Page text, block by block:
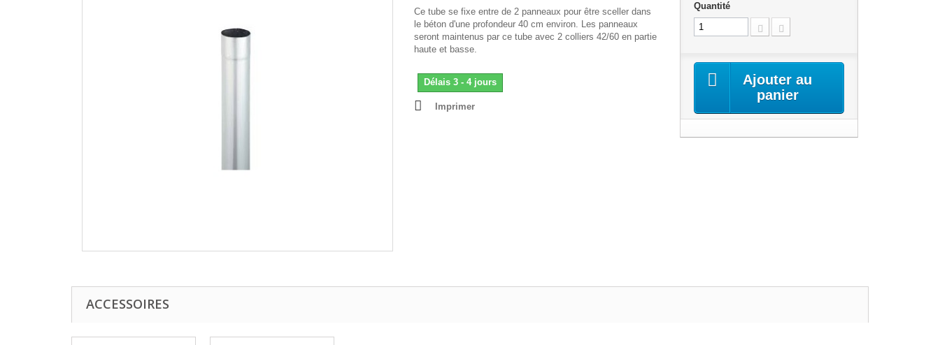
Ce tube se fixe entre de 2 panneaux pour être sceller dans
le béton d'une profondeur 40 cm environ. Les panneaux
seront maintenus par ce tube avec 2 colliers 42/60 en partie
haute et basse.
Délais 3 - 4 jours
Imprimer
Quantité
Ajouter au
panier
ACCESSOIRES